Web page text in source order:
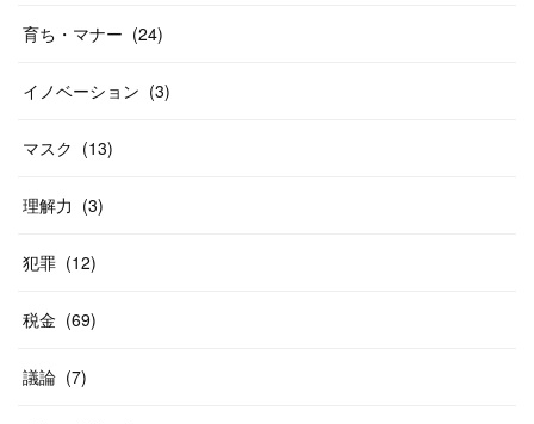
育ち・マナー (24)
イノベーション (3)
マスク (13)
理解力 (3)
犯罪 (12)
税金 (69)
議論 (7)